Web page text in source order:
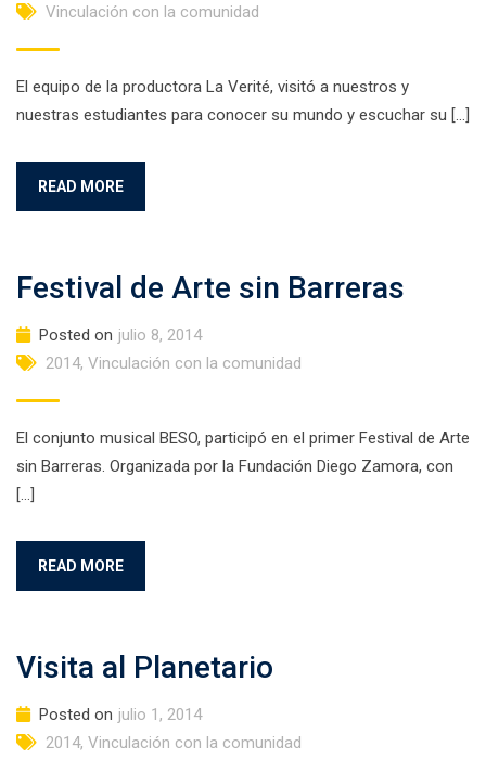
Vinculación con la comunidad
El equipo de la productora La Verité, visitó a nuestros y
nuestras estudiantes para conocer su mundo y escuchar su […]
READ MORE
Festival de Arte sin Barreras
Posted on julio 8, 2014
2014, Vinculación con la comunidad
El conjunto musical BESO, participó en el primer Festival de Arte
sin Barreras. Organizada por la Fundación Diego Zamora, con
[…]
READ MORE
Visita al Planetario
Posted on julio 1, 2014
2014, Vinculación con la comunidad